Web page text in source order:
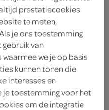
prestatiecookies
te meten,
je ons toestemming
gebruik van
we je op basis
kunnen tonen die
interesses en
je toestemming voor het
om de integratie